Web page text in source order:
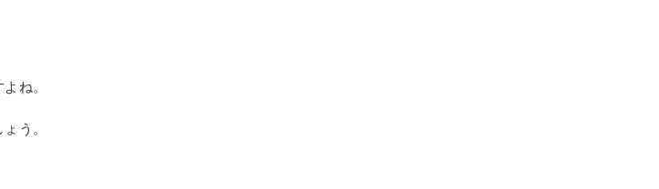
ね。
う。